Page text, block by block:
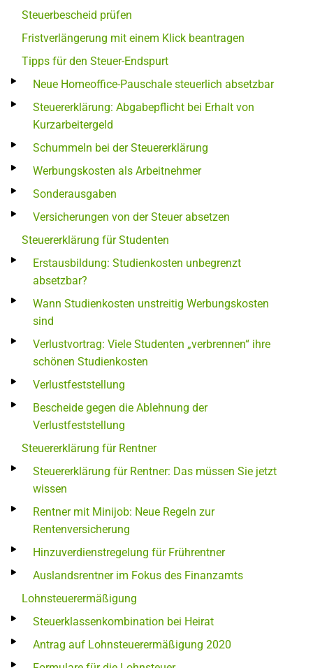
Steuerbescheid prüfen
Fristverlängerung mit einem Klick beantragen
Tipps für den Steuer-Endspurt
Neue Homeoffice-Pauschale steuerlich absetzbar
Steuererklärung: Abgabepflicht bei Erhalt von
Kurzarbeitergeld
Schummeln bei der Steuererklärung
Werbungskosten als Arbeitnehmer
Sonderausgaben
Versicherungen von der Steuer absetzen
Steuererklärung für Studenten
Erstausbildung: Studienkosten unbegrenzt
absetzbar?
Wann Studienkosten unstreitig Werbungskosten
sind
Verlustvortrag: Viele Studenten „verbrennen“ ihre
schönen Studienkosten
Verlustfeststellung
Bescheide gegen die Ablehnung der
Verlustfeststellung
Steuererklärung für Rentner
Steuererklärung für Rentner: Das müssen Sie jetzt
wissen
Rentner mit Minijob: Neue Regeln zur
Rentenversicherung
Hinzuverdienstregelung für Frührentner
Auslandsrentner im Fokus des Finanzamts
Lohnsteuerermäßigung
Steuerklassenkombination bei Heirat
Antrag auf Lohnsteuerermäßigung 2020